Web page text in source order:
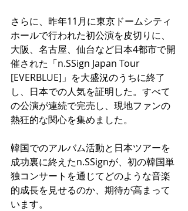
さらに、昨年11月に東京ドームシティ
ホールで行われた初公演を皮切りに、
大阪、名古屋、仙台など日本4都市で開
催された「n.SSign Japan Tour
[EVERBLUE]」を大盛況のうちに終了
し、日本での人気を証明した。すべて
の公演が連続で完売し、現地ファンの
熱狂的な関心を集めました。
韓国でのアルバム活動と日本ツアーを
成功裏に終えたn.SSignが、初の韓国単
独コンサートを通じてどのような音楽
的成長を見せるのか、期待が高まって
います。